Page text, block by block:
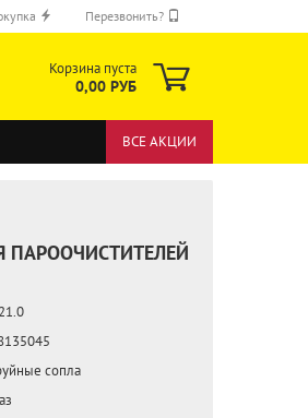
Перезвонить?
Корзина пуста
0,00 РУБ
ВСЕ АКЦИИ
ПАРООЧИСТИТЕЛЕЙ
сопла